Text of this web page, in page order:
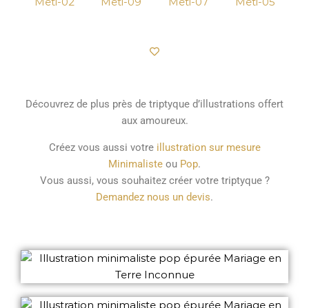
Découvrez de plus près de triptyque d’illustrations offert
aux amoureux.
Créez vous aussi votre illustration sur mesure
Minimaliste ou Pop.
Vous aussi, vous souhaitez créer votre triptyque ?
Demandez nous un devis.